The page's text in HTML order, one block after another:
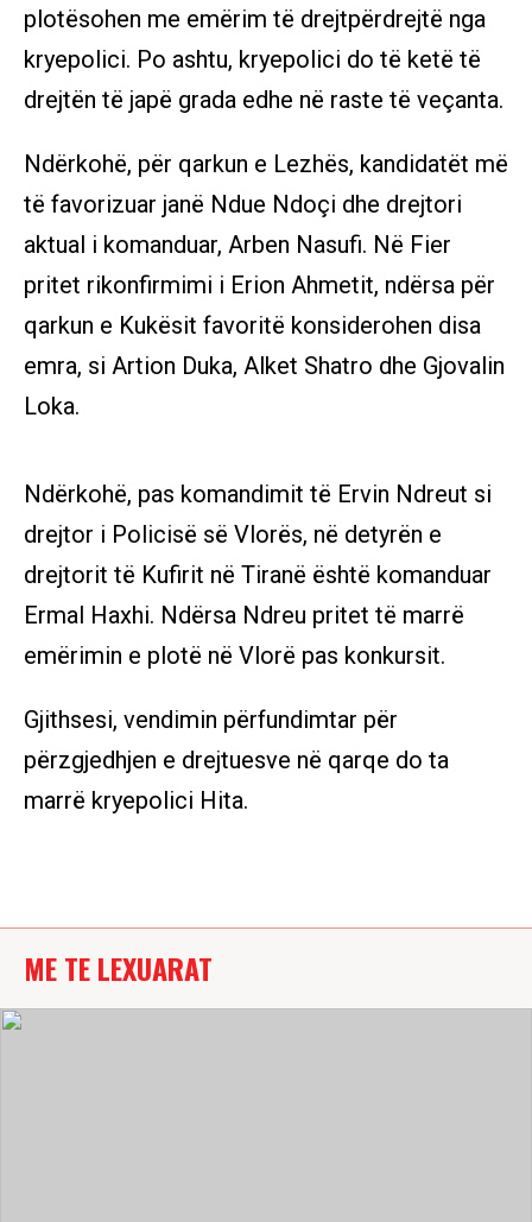
plotësohen me emërim të drejtpërdrejtë nga
kryepolici. Po ashtu, kryepolici do të ketë të
drejtën të japë grada edhe në raste të veçanta.
Ndërkohë, për qarkun e Lezhës, kandidatët më
të favorizuar janë Ndue Ndoçi dhe drejtori
aktual i komanduar, Arben Nasufi. Në Fier
pritet rikonfirmimi i Erion Ahmetit, ndërsa për
qarkun e Kukësit favoritë konsiderohen disa
emra, si Artion Duka, Alket Shatro dhe Gjovalin
Loka.
Ndërkohë, pas komandimit të Ervin Ndreut si
drejtor i Policisë së Vlorës, në detyrën e
drejtorit të Kufirit në Tiranë është komanduar
Ermal Haxhi. Ndërsa Ndreu pritet të marrë
emërimin e plotë në Vlorë pas konkursit.
Gjithsesi, vendimin përfundimtar për
përzgjedhjen e drejtuesve në qarqe do ta
marrë kryepolici Hita.
ME TE LEXUARAT